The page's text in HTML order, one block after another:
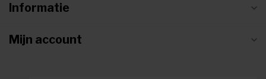
Informatie
Mijn account